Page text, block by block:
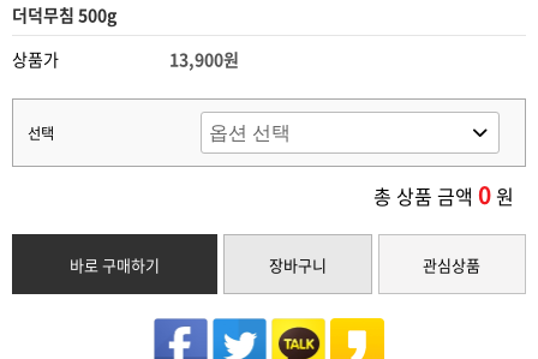
더덕무침 500g
상품가
13,900원
선택
총 상품 금액 0원
바로 구매하기 장바구니 관심상품